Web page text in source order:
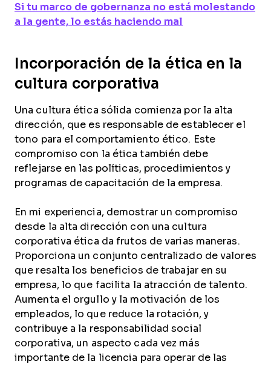
Si tu marco de gobernanza no está molestando
a la gente, lo estás haciendo mal
Incorporación de la ética en la
cultura corporativa
Una cultura ética sólida comienza por la alta
dirección, que es responsable de establecer el
tono para el comportamiento ético. Este
compromiso con la ética también debe
reflejarse en las políticas, procedimientos y
programas de capacitación de la empresa.
En mi experiencia, demostrar un compromiso
desde la alta dirección con una cultura
corporativa ética da frutos de varias maneras.
Proporciona un conjunto centralizado de valores
que resalta los beneficios de trabajar en su
empresa, lo que facilita la atracción de talento.
Aumenta el orgullo y la motivación de los
empleados, lo que reduce la rotación, y
contribuye a la responsabilidad social
corporativa, un aspecto cada vez más
importante de la licencia para operar de las